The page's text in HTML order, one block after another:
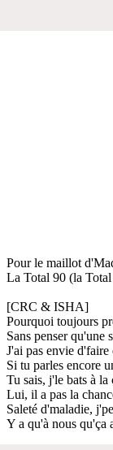
Pour le maillot
La Total 90 (la
[CRC & ISHA]
Pourquoi toujours
Sans penser qu'une
J'ai pas envie
Si tu parles encore
Tu sais, j'le bats à
Lui, il a pas la
Saleté d'maladie,
Y a qu'à nous qu'ça